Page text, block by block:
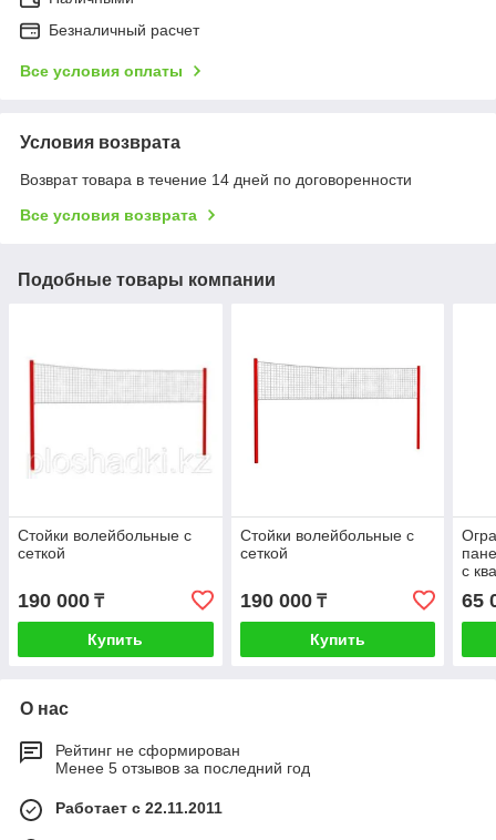
Безналичный расчет
Все условия оплаты
Условия возврата
Возврат товара в течение 14 дней по договоренности
Все условия возврата
Подобные товары компании
Стойки волейбольные с
сеткой
190 000 ₸
Купить
Стойки волейбольные с
сеткой
190 000₸
Купить
с
65
О нас
Рейтинг не сформирован
Менее 5 отзывов за последний год
Работает с 22.11.2011